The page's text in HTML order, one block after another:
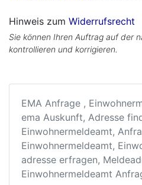
Hinweis zum Widerrufsrecht
Sie können Ihren Auftrag auf der
kontrollieren und korrigieren.
EMA Anfrage ,
ema Auskunft, Adresse
Einwohnermeldeamt,
Einwohnermeldeamt,
adresse erfragen,
Einwohnermeldeamt